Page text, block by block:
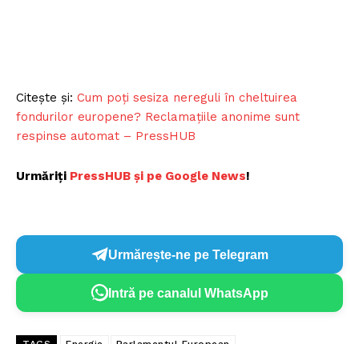
Citește și: Cum poți sesiza nereguli în cheltuirea
fondurilor europene? Reclamațiile anonime sunt
respinse automat – PressHUB
Urmăriți PressHUB și pe Google News!
Urmărește-ne pe Telegram
Intră pe canalul WhatsApp